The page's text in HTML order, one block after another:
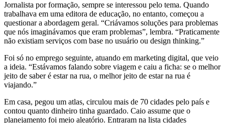
Jornalista por formação, sempre se interessou pelo tema. Quando
trabalhava em uma editora de educação, no entanto, começou a
questionar a abordagem geral. “Criávamos soluções para problemas
que nós imaginávamos que eram problemas”, lembra. “Praticamente
não existiam serviços com base no usuário ou design thinking.”
Foi só no emprego seguinte, atuando em marketing digital, que veio
a ideia. “Estávamos falando sobre viagem e caiu a ficha: se o melhor
jeito de saber é estar na rua, o melhor jeito de estar na rua é
viajando.”
Em casa, pegou um atlas, circulou mais de 70 cidades pelo país e
contou quanto dinheiro tinha guardado. Caio assume que o
planejamento foi meio aleatório. Entraram na lista cidades